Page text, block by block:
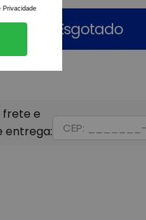
Esgotado
Privacidade